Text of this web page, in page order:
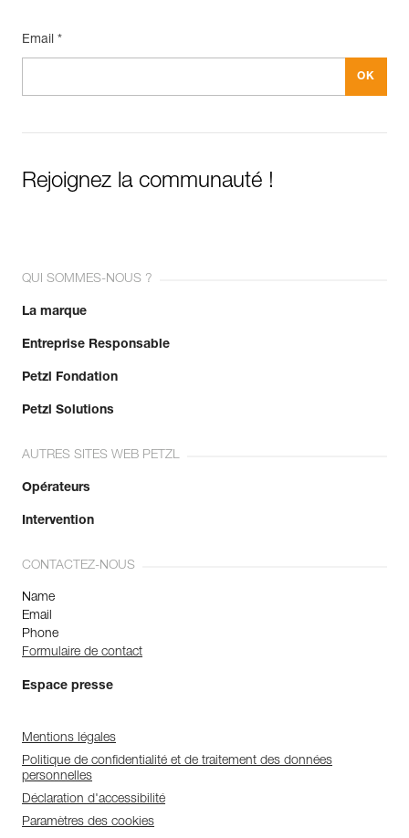
Email *
Rejoignez la communauté !
QUI SOMMES-NOUS ?
La marque
Entreprise Responsable
Petzl Fondation
Petzl Solutions
AUTRES SITES WEB PETZL
Opérateurs
Intervention
CONTACTEZ-NOUS
Name
Email
Phone
Formulaire de contact
Espace presse
Mentions légales
Politique de confidentialité et de traitement des données
personnelles
Déclaration d'accessibilité
Paramètres des cookies